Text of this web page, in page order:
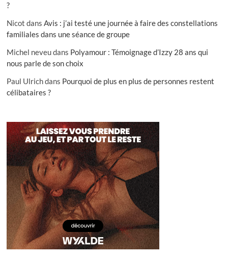
?
Nicot dansAvis : j’ai testé une journée à faire des constellations
familiales dans une séance de groupe
Michel neveudans Polyamour : Témoignage d’Izzy 28 ans qui
nous parle de son choix
Paul Ulrichdans Pourquoi de plus en plus de personnes restent
célibataires ?